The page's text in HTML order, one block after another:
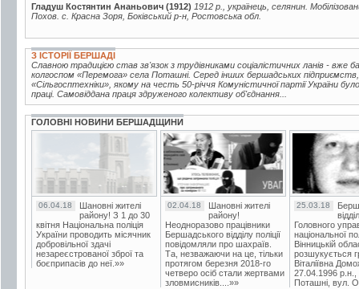
Гладуш Костянтин Ананьович (1912) 1912 р., українець, селянин.
Похов. с. Красна Зоря, Боківський р-н, Ростовська обл.
З ІСТОРІЇ БЕРШАДІ
Славною традицією став зв'язок з трудівниками соціалістичних ланів - вже
колгоспом «Перемога» села Поташні. Серед інших бершадських
«Сільгосптехніки», якому на честь 50-річчя Комуністичної партії України
праці. Самовіддана праця здруженого колективу об'єднання...
ГОЛОВНІ НОВИНИ БЕРШАДЩИНИ
06.04.18
Шановні жителі
району! З 1 до 30
квітня Національна поліція
України проводить місячник
добровільної здачі
незареєстрованої зброї та
боєприпасів до неї.»»
02.04.18
Шановні жителі
району!
Неодноразово працівники
Бершадського відділу поліції
повідомляли про шахраїв.
Та, незважаючи на це, тільки
протягом березня 2018-го
четверо осіб стали жертвами
зловмисників....»»
25.03.18
Головного
національної
Вінницькій
розшукується
Віталіївна
27.04.1996 р.н.,
Поташні, вул.